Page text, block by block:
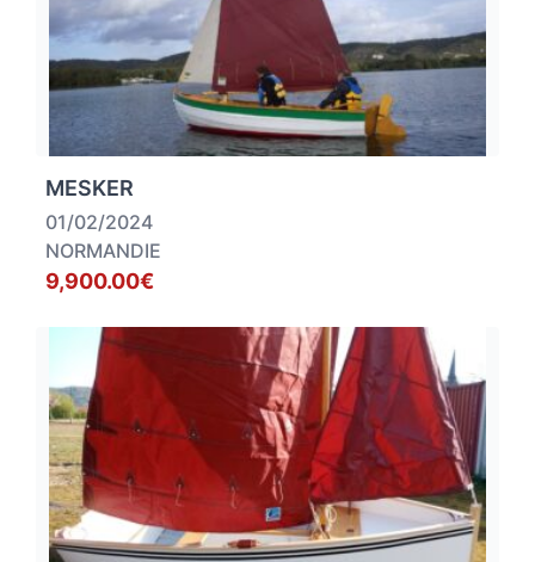
MESKER
01/02/2024
NORMANDIE
9,900.00€